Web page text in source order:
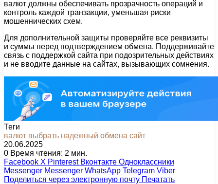
валют должны обеспечивать прозрачность операций и
контроль каждой транзакции, уменьшая риски
мошеннических схем.
Для дополнительной защиты проверяйте все реквизиты
и суммы перед подтверждением обмена. Поддерживайте
связь с поддержкой сайта при подозрительных действиях
и не вводите данные на сайтах, вызывающих сомнения.
Теги
валют выбрать надежный обмена сайт
20.06.2025
0 Время чтения: 2 мин.
Facebook X Pinterest Вконтакте Одноклассники
Messenger Messenger WhatsApp Telegram Viber
Поделиться через электронную почту Печатать